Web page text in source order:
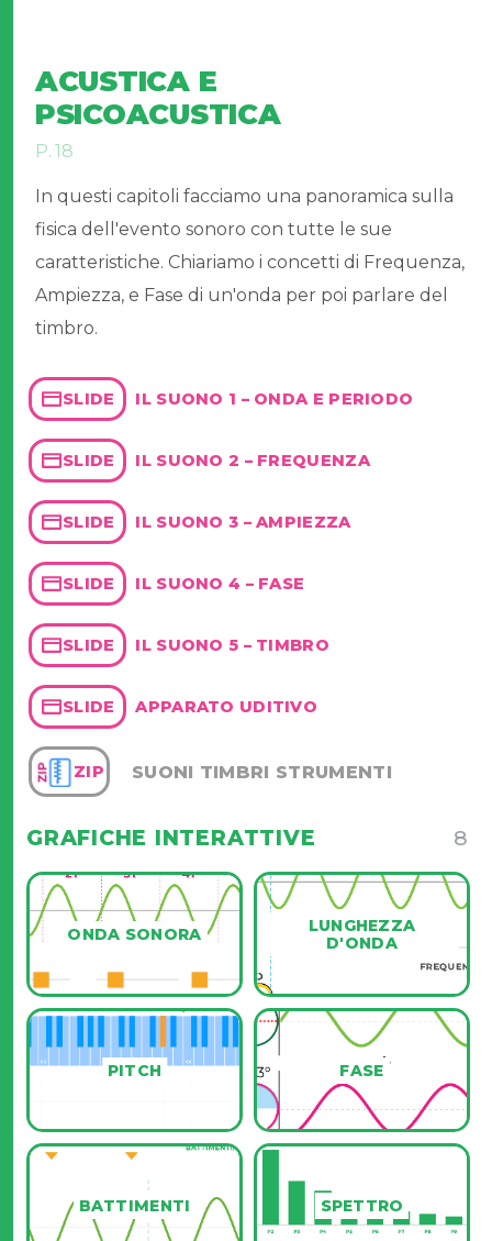
ACUSTICA E
PSICOACUSTICA
P. 18
In questi capitoli facciamo una panoramica sulla
fisica dell'evento sonoro con tutte le sue
caratteristiche. Chiariamo i concetti di Frequenza,
Ampiezza, e Fase di un'onda per poi parlare del
timbro.
SLIDE IL SUONO 1 – ONDA E PERIODO
SLIDE IL SUONO 2 – FREQUENZA
SLIDE IL SUONO 3 – AMPIEZZA
SLIDE IL SUONO 4 – FASE
SLIDE IL SUONO 5 – TIMBRO
SLIDE APPARATO UDITIVO
ZIP SUONI TIMBRI STRUMENTI
GRAFICHE INTERATTIVE 8
ONDA SONORA
LUNGHEZZA
D'ONDA
PITCH FASE
BATTIMENTI SPETTRO